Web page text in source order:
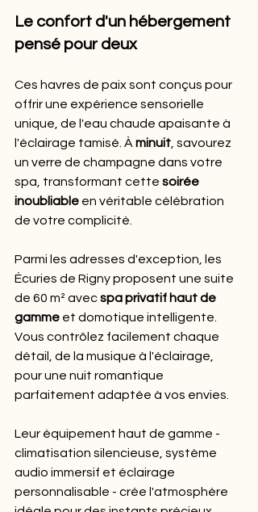
Le confort d'un hébergement
pensé pour deux
Ces havres de paix sont conçus pour
offrir une expérience sensorielle
unique, de l'eau chaude apaisante à
l'éclairage tamisé. À minuit , savourez
un verre de champagne dans votre
spa, transformant cette soirée
inoubliable en véritable célébration
de votre complicité.
Parmi les adresses d'exception, les
Écuries de Rigny proposent une suite
de 60 m² avec spa privatif haut de
gamme et domotique intelligente.
Vous contrôlez facilement chaque
détail, de la musique à l'éclairage,
pour une nuit romantique
parfaitement adaptée à vos envies.
Leur équipement haut de gamme -
climatisation silencieuse, système
audio immersif et éclairage
personnalisable - crée l'atmosphère